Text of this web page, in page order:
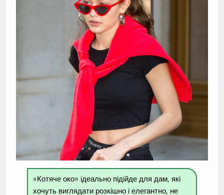
«Котяче око» ідеально підійде для дам, які
хочуть виглядати розкішно і елегантно, не